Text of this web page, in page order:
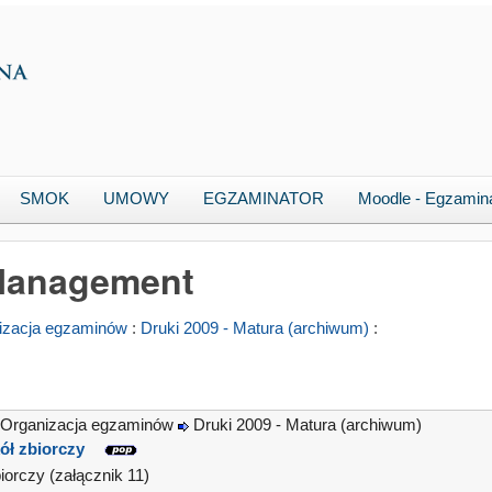
SMOK UMOWY EGZAMINATOR Moodle -
egzaminów : Druki 2009 - Matura (archiwum) :
Organizacja egzaminów
Druki 2009 - Matura (archiwum)
zbiorczy
(załącznik 11)